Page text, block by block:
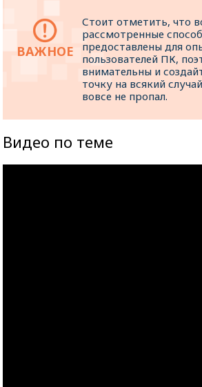
Стоит отметить, что
рассмотренные
предоставлены для
пользователей ПК,
внимательны и
точку на всякий
вовсе не пропал.
Видео по теме